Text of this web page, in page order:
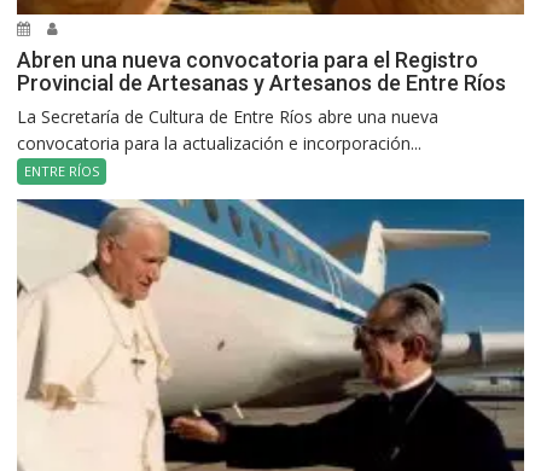
Abren una nueva convocatoria para el Registro
Provincial de Artesanas y Artesanos de Entre Ríos
La Secretaría de Cultura de Entre Ríos abre una nueva
convocatoria para la actualización e incorporación...
ENTRE RÍOS